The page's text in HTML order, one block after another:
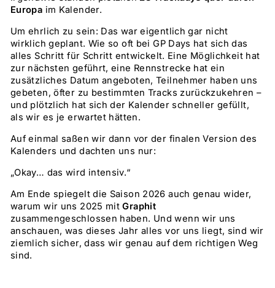
Europa im Kalender.
Um ehrlich zu sein: Das war eigentlich gar nicht
wirklich geplant. Wie so oft bei GP Days hat sich das
alles Schritt für Schritt entwickelt. Eine Möglichkeit hat
zur nächsten geführt, eine Rennstrecke hat ein
zusätzliches Datum angeboten, Teilnehmer haben uns
gebeten, öfter zu bestimmten Tracks zurückzukehren –
und plötzlich hat sich der Kalender schneller gefüllt,
als wir es je erwartet hätten.
Auf einmal saßen wir dann vor der finalen Version des
Kalenders und dachten uns nur:
„Okay… das wird intensiv.“
Am Ende spiegelt die Saison 2026 auch genau wider,
warum wir uns 2025 mitGraphit
zusammengeschlossen haben. Und wenn wir uns
anschauen, was dieses Jahr alles vor uns liegt, sind wir
ziemlich sicher, dass wir genau auf dem richtigen Weg
sind.